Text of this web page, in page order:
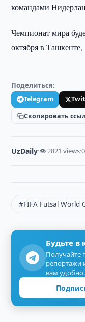
командами
Чемпионат мира
октября в
Поделиться:
Telegram
Скопировать
UzDaily·👁 2821 views·
#FIFA Futsal World
Будьте в
Получайте
репортажи
вам удобно.